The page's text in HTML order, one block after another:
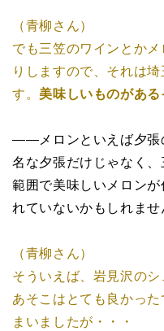
（青柳さん）
でも三笠のワインとか
りしますので、それは
す。 美味しいものがある
――メロンといえば夕張
名な夕張だけじゃなく
範囲で美味しいメロン
れていないかもしれませ
（青柳さん）
そういえば、岩見沢のシ
あそこはとても良かっ
まいましたが・・・